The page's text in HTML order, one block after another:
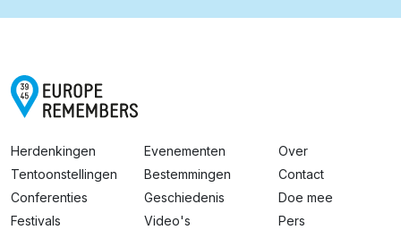
Herdenkingen
Tentoonstellingen
Conferenties
Festivals
Evenementen
Bestemmingen
Geschiedenis
Video's
Over
Contact
Doe mee
Pers